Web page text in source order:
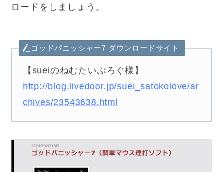
ロードをしましょう。
ゴッドパニッシャー7 ダウンロードサイト
【sueiのねむたいぶろぐ様】
http://blog.livedoor.jp/suei_satokolove/ar
chives/23543638.html